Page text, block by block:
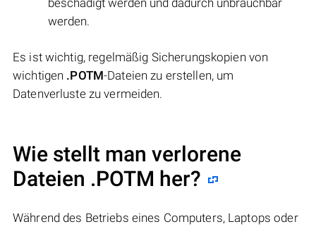
werden.
Es ist wichtig, regelmäßig Sicherungskopien von
wichtigen .POTM-Dateien zu erstellen, um
Datenverluste zu vermeiden.
Wie stellt man verlorene
Dateien .POTM her?
Während des Betriebs eines Computers, Laptops oder